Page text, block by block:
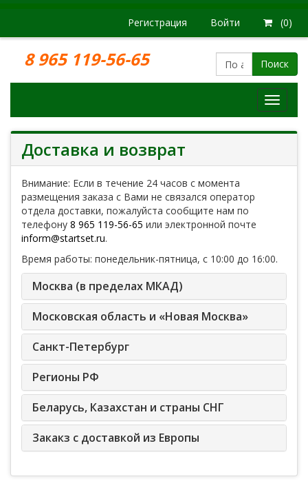
Регистрация Войти (0)
8 965 119-56-65 Поиск
Модели
дорог
Доставка и возврат
Внимание: Если в течение 24 часов с момента
размещения заказа с Вами не связался оператор
отдела доставки, пожалуйста сообщите нам по
телефону 8 965 119-56-65 или электронной почте
inform@startset.ru.
Время работы: понедельник-пятница, с 10:00 до 16:00.
Москва (в пределах МКАД)
Московская область и «Новая Москва»
Санкт-Петербург
Регионы РФ
Беларусь, Казахстан и страны СНГ
Закакз с доставкой из Европы